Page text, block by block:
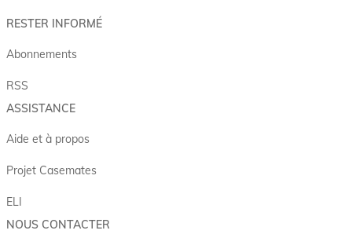
RESTER INFORMÉ
Abonnements
RSS
ASSISTANCE
Aide et à propos
Projet Casemates
ELI
NOUS CONTACTER